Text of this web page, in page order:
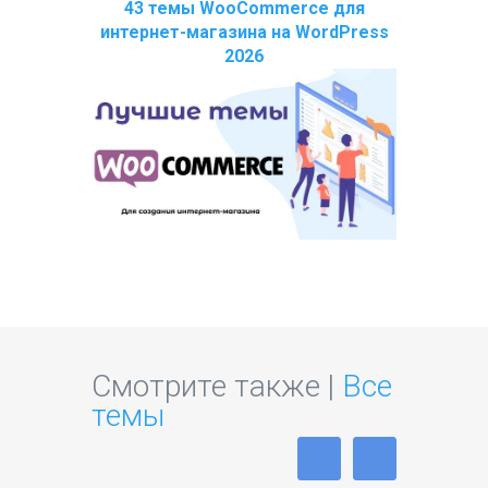
43 темы WooCommerce для
интернет-магазина на WordPress
2026
Смотрите также | Все
темы